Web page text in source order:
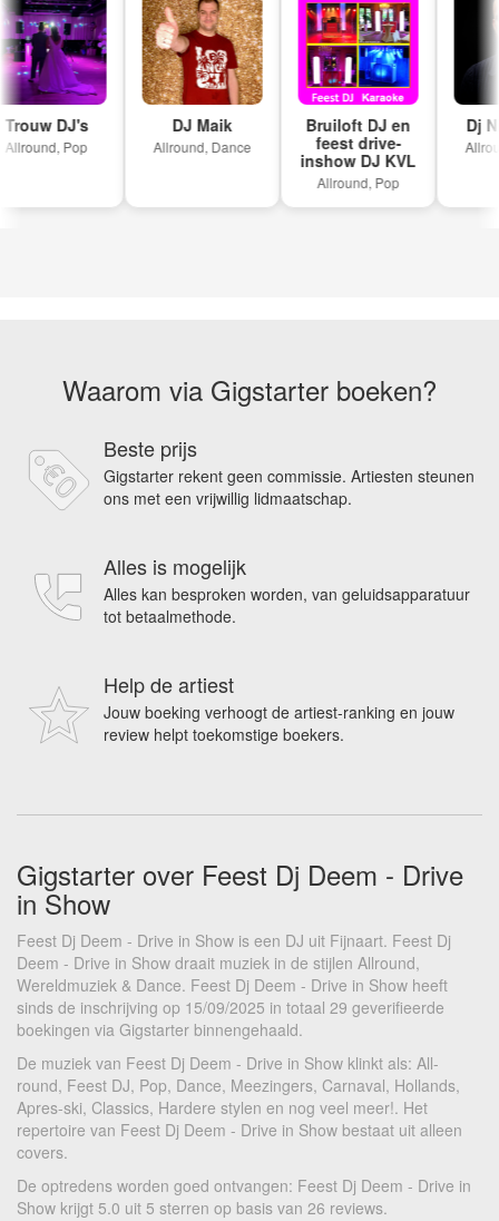
DJ's
Pop
DJ Maik
Allround, Dance
Bruiloft DJ en
feest drive-
inshow DJ KVL
Allround, Pop
Dj
Waarom via Gigstarter boeken?
Beste prijs
Gigstarter rekent geen commissie. Artiesten steunen
ons met een vrijwillig lidmaatschap.
Alles is mogelijk
Alles kan besproken worden, van geluidsapparatuur
tot betaalmethode.
Help de artiest
Jouw boeking verhoogt de artiest-ranking en jouw
review helpt toekomstige boekers.
Gigstarter over Feest Dj Deem - Drive
in Show
Feest Dj Deem - Drive in Show is een DJ uit Fijnaart. Feest Dj
Deem - Drive in Show draait muziek in de stijlen Allround,
Wereldmuziek & Dance. Feest Dj Deem - Drive in Show heeft
sinds de inschrijving op 15/09/2025 in totaal 29 geverifieerde
boekingen via Gigstarter binnengehaald.
De muziek van Feest Dj Deem - Drive in Show klinkt als: All-
round, Feest DJ, Pop, Dance, Meezingers, Carnaval, Hollands,
Apres-ski, Classics, Hardere stylen en nog veel meer!. Het
repertoire van Feest Dj Deem - Drive in Show bestaat uit alleen
covers.
De optredens worden goed ontvangen: Feest Dj Deem - Drive in
Show krijgt 5.0 uit 5 sterren op basis van 26 reviews.